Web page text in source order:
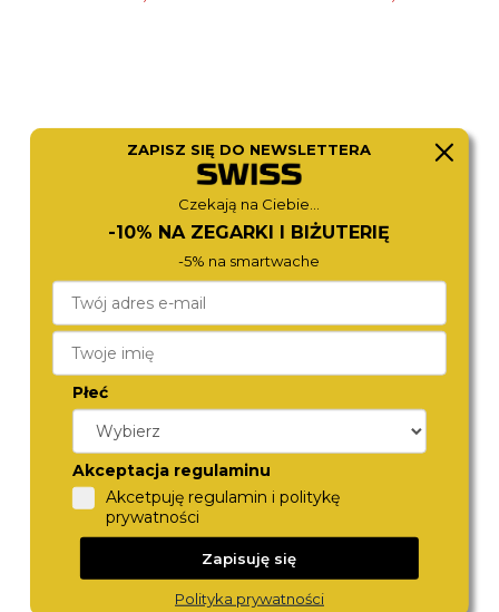
CA4723-03A
1 190,- 1 290,-
ZAPISZ SIĘ DO NEWSLETTERA
Czekają na Ciebie...
-10% NA ZEGARKI I BIŻUTERIĘ
-5% na smartwache
Płeć
Akceptacja regulaminu
Akcetpuję regulamin i politykę
prywatności
Zapisuję się
Polityka prywatności